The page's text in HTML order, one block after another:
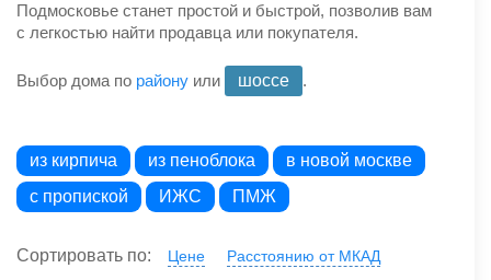
Подмосковье станет простой и быстрой, позволив вам
с легкостью найти продавца или покупателя.
Выбор дома по району или шоссе .
из кирпича из пеноблока
в новой москве
с пропиской
ИЖС ПМЖ
Сортировать по: Цене
Расстоянию от МКАД